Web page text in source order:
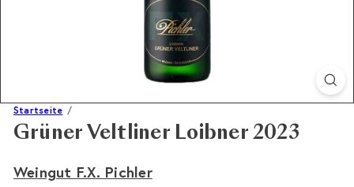
Startseite
Grüner Veltliner Loibner 2023
Weingut F.X. Pichler